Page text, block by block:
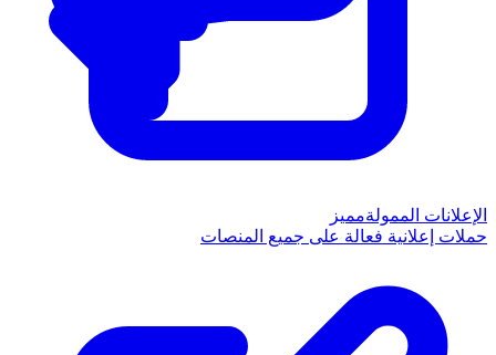
الإعلانات الممولةمميز
حملات إعلانية فعالة على جميع المنصات